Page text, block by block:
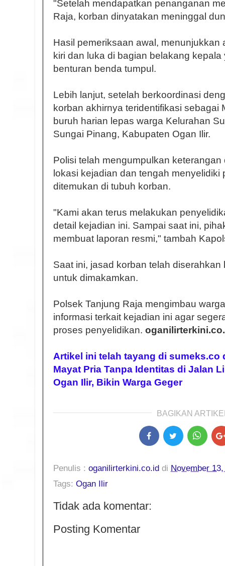
"Setelah mendapatkan penanganan
Raja, korban dinyatakan meninggal
Hasil pemeriksaan awal, menunjukkan
kiri dan luka di bagian belakang
benturan benda tumpul.
Lebih lanjut, setelah berkoordinasi
korban akhirnya teridentifikasi sebagai
buruh harian lepas warga Kelurahan
Sungai Pinang, Kabupaten Ogan Ilir.
Polisi telah mengumpulkan
lokasi kejadian dan tengah
ditemukan di tubuh korban.
"Kami akan terus melakukan
detail kejadian ini. Sampai saat ini,
membuat laporan resmi," tambah
Saat ini, jasad korban telah
untuk dimakamkan.
Polsek Tanjung Raja mengimbau
informasi terkait kejadian ini agar
proses penyelidikan.
Artikel ini telah tayang di sumeks.co
Mayat Pria Tanpa Identitas di Jalan
Ogan Ilir, Bikin Warga Geger
BAGIKAN
Penulis : oganilirterkini.co.id di November
Tags: Ogan Ilir
Tidak ada komentar:
Posting Komentar